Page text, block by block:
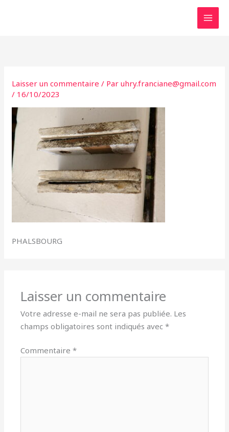
Laisser un commentaire / Paruhry.franciane@gmail.com
/ 16/10/2023
PHALSBOURG
Laisser un commentaire
Votre adresse e-mail ne sera pas publiée. Les
champs obligatoires sont indiqués avec*
Commentaire*